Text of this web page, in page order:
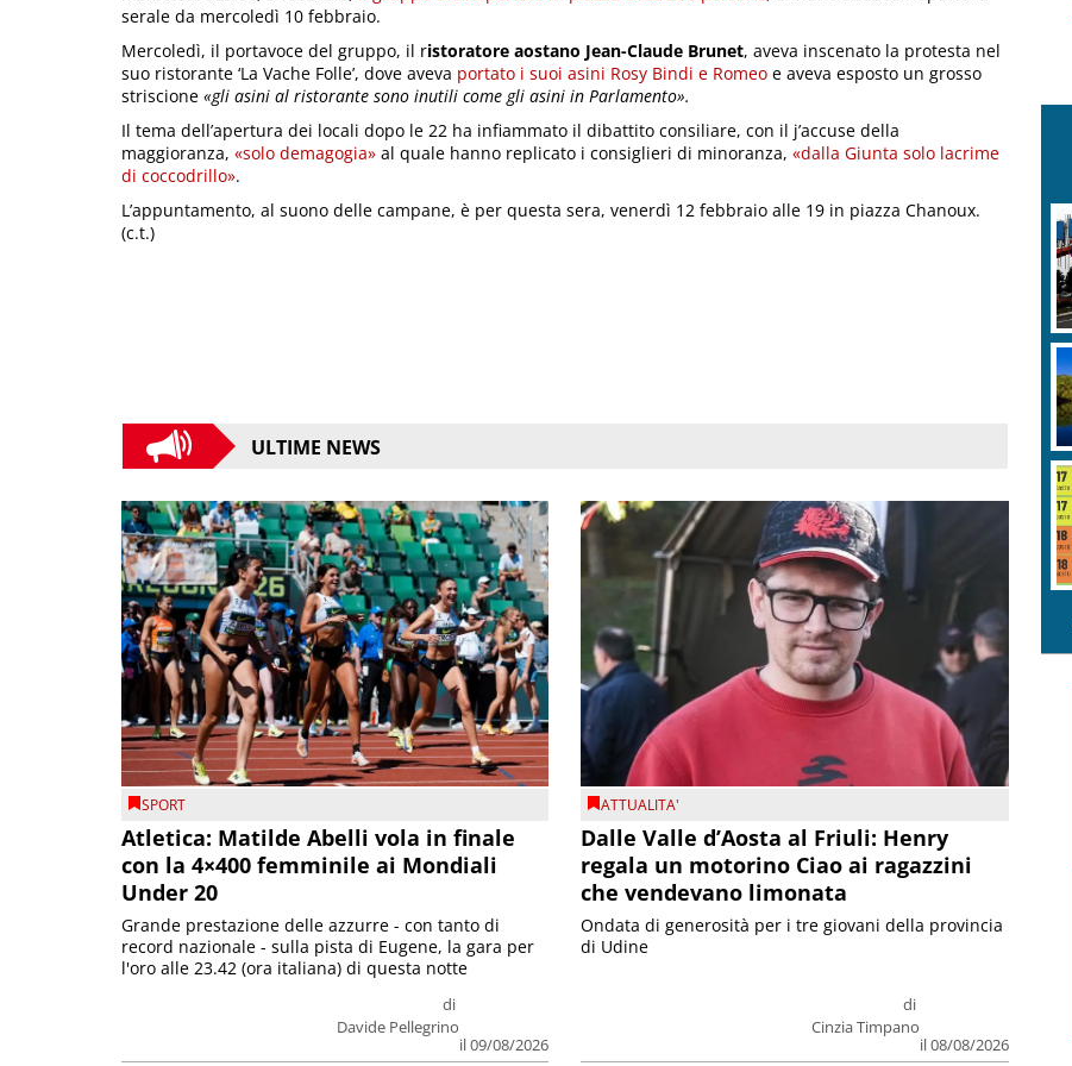
serale da mercoledì 10 febbraio.
Mercoledì, il portavoce del gruppo, il ristoratore aostano Jean-Claude Brunet, aveva inscenato la protesta nel
suo ristorante ‘La Vache Folle’, dove aveva portato i suoi asini Rosy Bindi e Romeo e aveva esposto un grosso
striscione «gli asini al ristorante sono inutili come gli asini in Parlamento».
Il tema dell’apertura dei locali dopo le 22 ha infiammato il dibattito consiliare, con il j’accuse della
maggioranza, «solo demagogia» al quale hanno replicato i consiglieri di minoranza, «dalla Giunta solo lacrime
di coccodrillo».
L’appuntamento, al suono delle campane, è per questa sera, venerdì 12 febbraio alle 19 in piazza Chanoux.
(c.t.)
ULTIME NEWS
SPORT
Atletica: Matilde Abelli vola in finale
con la 4×400 femminile ai Mondiali
Under 20
di
Davide Pellegrino
il 09/08/2026
Grande prestazione delle azzurre - con tanto di
record nazionale - sulla pista di Eugene, la gara per
l'oro alle 23.42 (ora italiana) di questa notte
ATTUALITA'
Dalle Valle d’Aosta al Friuli: Henry
regala un motorino Ciao ai ragazzini
che vendevano limonata
di
Cinzia Timpano
il 08/08/2026
Ondata di generosità per i tre giovani della provincia
di Udine